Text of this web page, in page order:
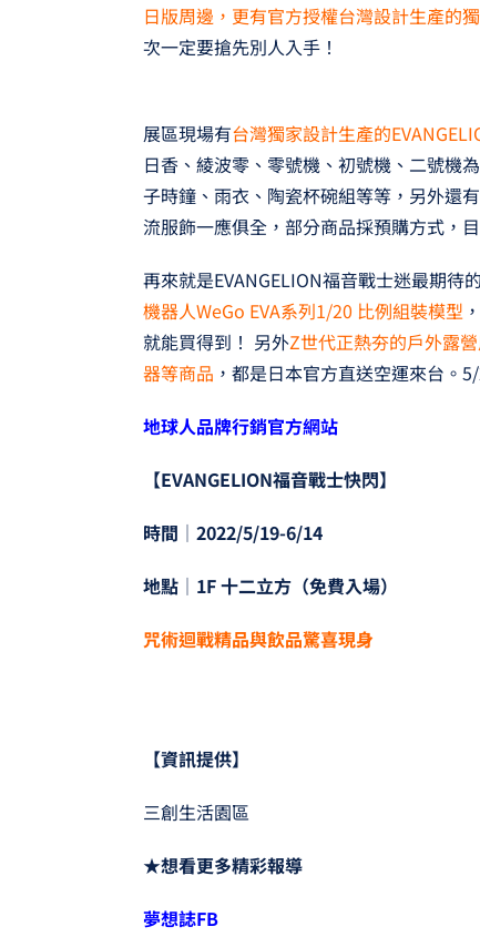
日版周邊，更有官方授權台灣設計生產的
次一定要搶先別人入手！
展區現場有台灣獨家設計生產的
日香、綾波零、零號機、初號機、二號機
子時鐘、雨衣、陶瓷杯碗組等等，另外還
流服飾一應俱全，部分商品採預購方式，
再來就是EVANGELION福音戰士迷最期
機器人WeGo EVA系列1/20 比例組裝模型
就能買得到！ 另外Z世代正熱夯的戶外露
器等商品 ，都是日本官方直送空運來台。
地球人品牌行銷官方網站
【EVANGELION福音戰士快閃】
時間│2022/5/19-6/14
地點│1F 十二立方（免費入場）
咒術迴戰精品與飲品驚喜現身
【資訊提供】
三創生活園區
★想看更多精彩報導
夢想誌FB